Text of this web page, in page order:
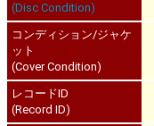
(Disc Condition)
コンディション/ジャケ
ット
(Cover Condition)
レコードID
(Record ID)